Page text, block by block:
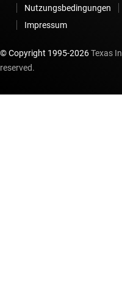
Nutzungsbedingungen
Impressum
© Copyright 1995-2026Texas
reserved.